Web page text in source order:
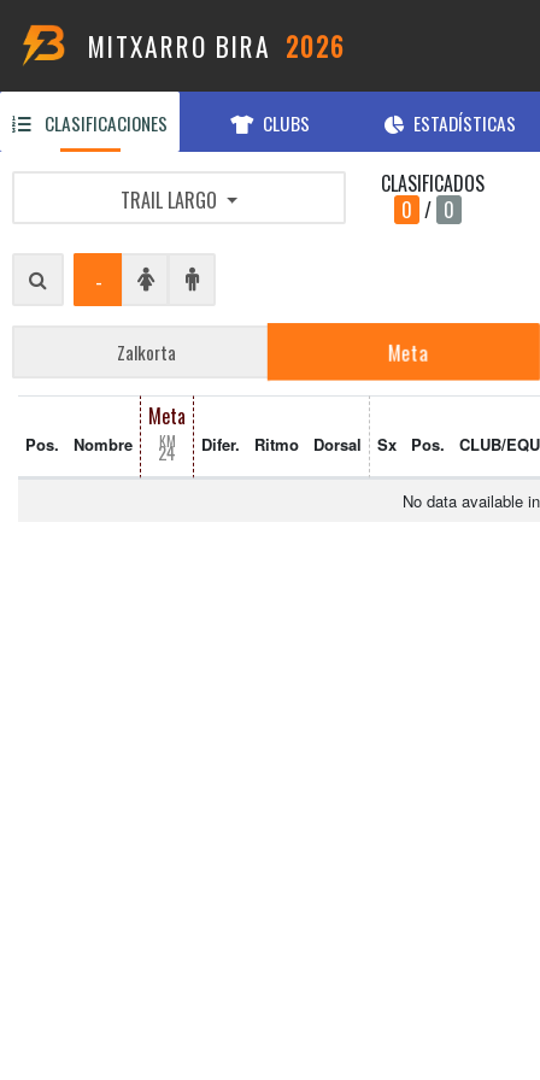
MITXARRO BIRA 2026
CLASIFICACIONES CLUBS ESTADÍSTICAS
TRAIL LARGO
CLASIFICADOS
0 / 0
-
Zalkorta Meta
Pos. Nombre
Meta
KM
24 Difer. Ritmo Dorsal Sx Pos. CLUB/
No data available